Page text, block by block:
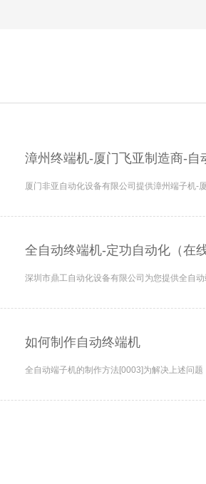
漳州终端机-厦门飞亚制造商-自
全自动终端机-定功自动化（在
如何制作自动终端机